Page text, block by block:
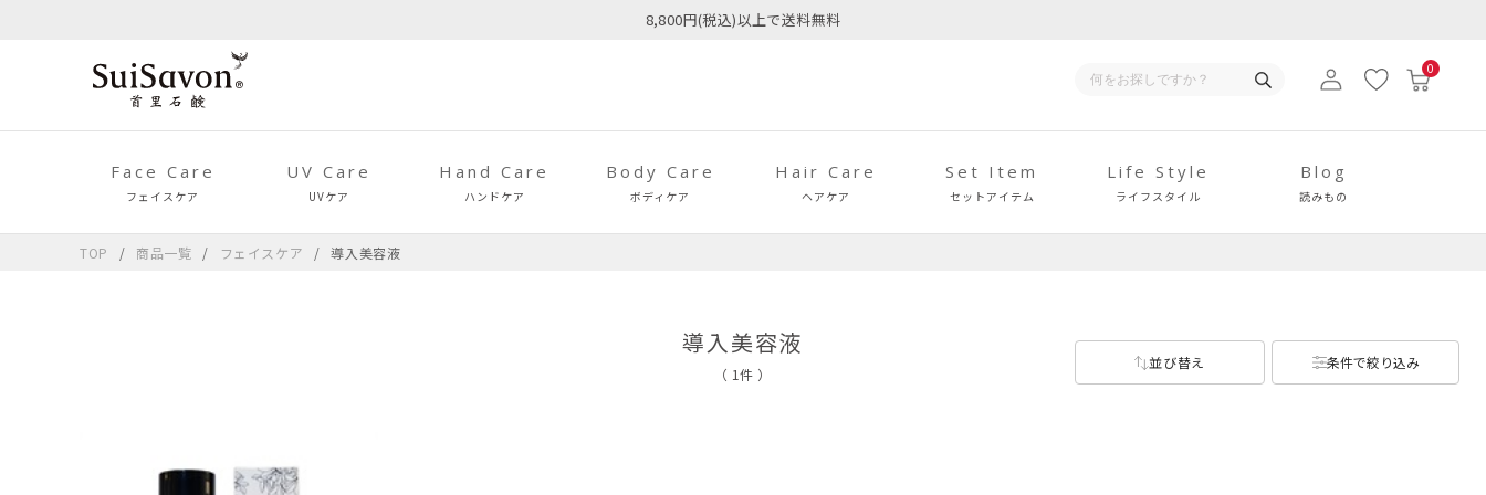
8,800円(税込)以上で送料無料
0
Face Care
フェイスケア
UV Care
UVケア
Hand Care
ハンドケア
Body Care
ボディケア
Hair Care
ヘアケア
Set Item
セットアイテム
Life Style
ライフスタイル
Blog
読みもの
TOP 商品一覧 フェイスケア 導入美容液
導入美容液
（ 1件 ）
並び替え 条件で絞り込み